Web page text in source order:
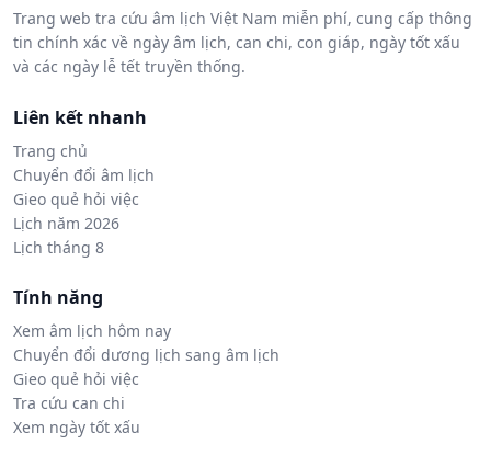
Trang web tra cứu âm lịch Việt Nam miễn phí, cung cấp thông
tin chính xác về ngày âm lịch, can chi, con giáp, ngày tốt xấu
và các ngày lễ tết truyền thống.
Liên kết nhanh
Trang chủ
Chuyển đổi âm lịch
Gieo quẻ hỏi việc
Lịch năm 2026
Lịch tháng 8
Tính năng
Xem âm lịch hôm nay
Chuyển đổi dương lịch sang âm lịch
Gieo quẻ hỏi việc
Tra cứu can chi
Xem ngày tốt xấu